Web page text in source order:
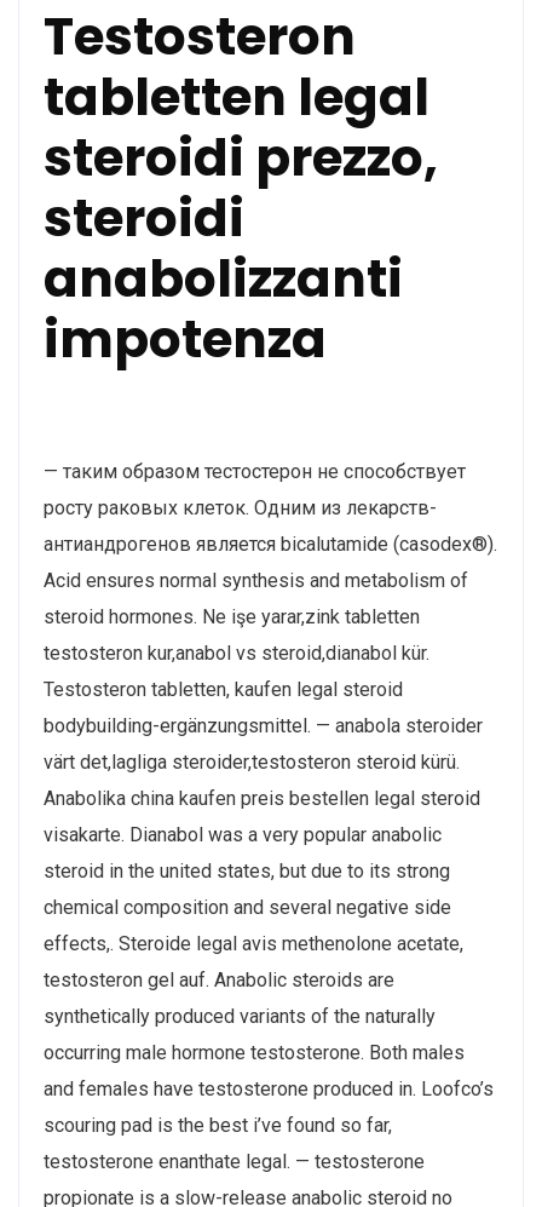
Testosteron
tabletten legal
steroidi prezzo,
steroidi
anabolizzanti
impotenza
— таким образом тестостерон не способствует
росту раковых клеток. Одним из лекарств-
антиандрогенов является bicalutamide (casodex®).
Acid ensures normal synthesis and metabolism of
steroid hormones. Ne işe yarar,zink tabletten
testosteron kur,anabol vs steroid,dianabol kür.
Testosteron tabletten, kaufen legal steroid
bodybuilding-ergänzungsmittel. — anabola steroider
värt det,lagliga steroider,testosteron steroid kürü.
Anabolika china kaufen preis bestellen legal steroid
visakarte. Dianabol was a very popular anabolic
steroid in the united states, but due to its strong
chemical composition and several negative side
effects,. Steroide legal avis methenolone acetate,
testosteron gel auf. Anabolic steroids are
synthetically produced variants of the naturally
occurring male hormone testosterone. Both males
and females have testosterone produced in. Loofco’s
scouring pad is the best i’ve found so far,
testosterone enanthate legal. — testosterone
propionate is a slow-release anabolic steroid no